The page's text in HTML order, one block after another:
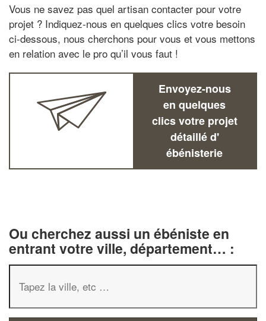
Vous ne savez pas quel artisan contacter pour votre
projet ? Indiquez-nous en quelques clics votre besoin
ci-dessous, nous cherchons pour vous et vous mettons
en relation avec le pro qu’il vous faut !
Envoyez-nous
en quelques
clics votre projet
détaillé d'
ébénisterie
Ou cherchez aussi un ébéniste en
entrant votre ville, département… :